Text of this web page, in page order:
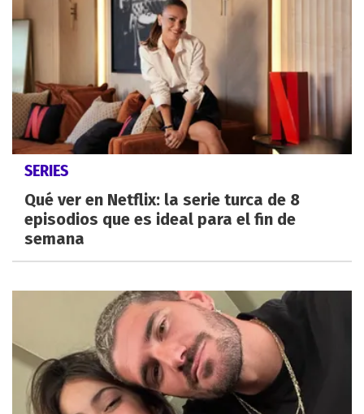
SERIES
Qué ver en Netflix: la serie turca de 8
episodios que es ideal para el fin de
semana